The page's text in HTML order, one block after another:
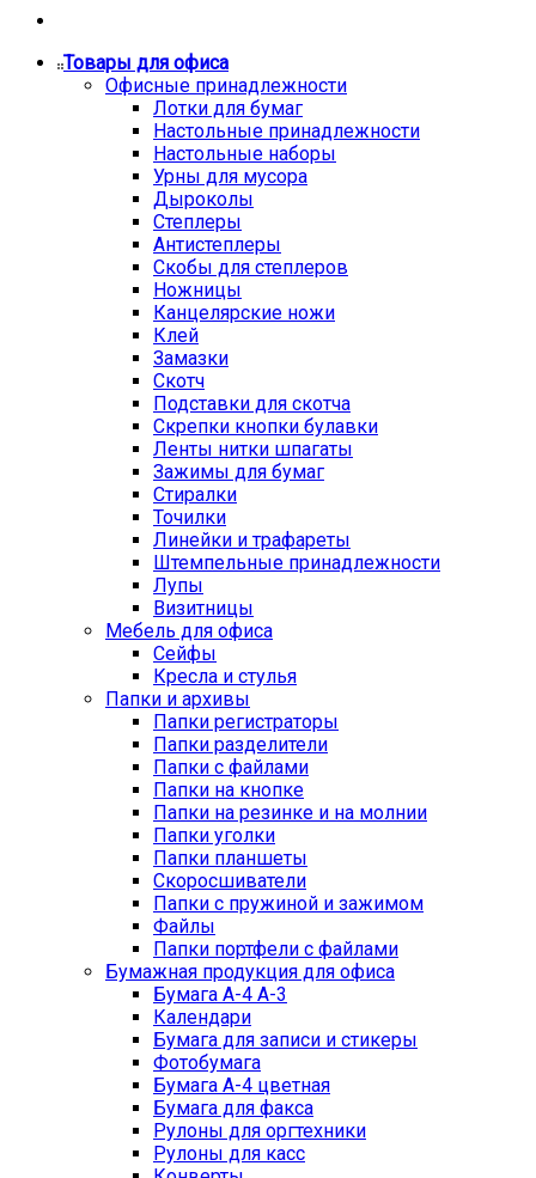
Товары для офиса
Офисные принадлежности
Лотки для бумаг
Настольные принадлежности
Настольные наборы
Урны для мусора
Дыроколы
Степлеры
Антистеплеры
Скобы для степлеров
Ножницы
Канцелярские ножи
Клей
Замазки
Скотч
Подставки для скотча
Скрепки кнопки булавки
Ленты нитки шпагаты
Зажимы для бумаг
Стиралки
Точилки
Линейки и трафареты
Штемпельные принадлежности
Лупы
Визитницы
Мебель для офиса
Сейфы
Кресла и стулья
Папки и архивы
Папки регистраторы
Папки разделители
Папки с файлами
Папки на кнопке
Папки на резинке и на молнии
Папки уголки
Папки планшеты
Скоросшиватели
Папки с пружиной и зажимом
Файлы
Папки портфели с файлами
Бумажная продукция для офиса
Бумага А-4 А-3
Календари
Бумага для записи и стикеры
Фотобумага
Бумага А-4 цветная
Бумага для факса
Рулоны для оргтехники
Рулоны для касс